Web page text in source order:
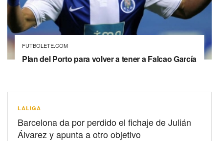
FUTBOLETE.COM
Plan del Porto para volver a tener a Falcao García
LALIGA
Barcelona da por perdido el fichaje de Julián
Álvarez y apunta a otro objetivo